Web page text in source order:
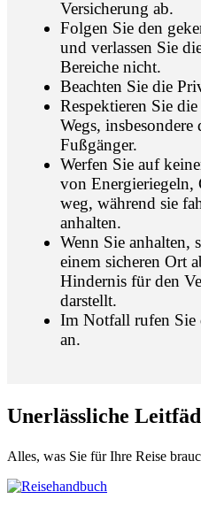
Versicherung ab.
Folgen Sie den
und verlassen Sie
Bereiche nicht.
Beachten Sie die
Respektieren Sie
Wegs,
Fußgänger.
Werfen Sie auf
von Energieriegeln,
weg, während sie
anhalten.
Wenn Sie anhalten,
einem sicheren Ort
Hindernis für den
darstellt.
Im Notfall rufen Sie
an.
Unerlässliche
Alles, was Sie für Ihre Reise